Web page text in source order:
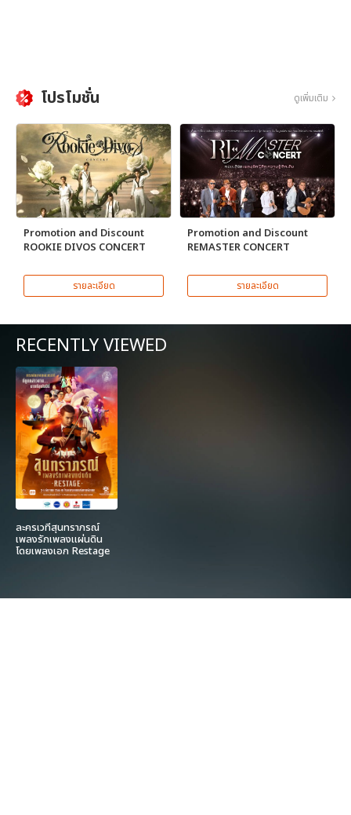
โปรโมชั่น ดูเพิ่มเติม
Promotion and Discount
ROOKIE DIVOS CONCERT
รายละเอียด
Promotion and Discount
REMASTER CONCERT
รายละเอียด
RECENTLY VIEWED
ละครเวทีสุนทราภรณ์
เพลงรักเพลงแผ่นดิน
โดยเพลงเอก Restage